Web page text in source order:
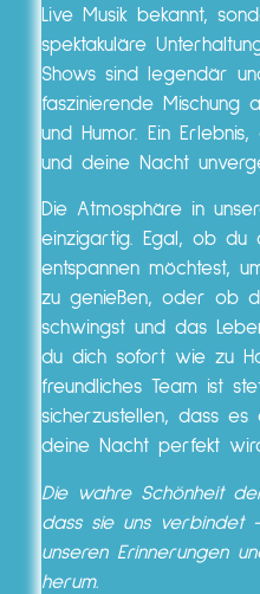
Live Musik bekannt,
spektakuläre
Shows sind legendär
faszinierende Mischung
und Humor. Ein
und deine Nacht
Die Atmosphäre in
einzigartig. Egal, ob du
entspannen möchtest,
zu genießen, oder ob
schwingst und das
du dich sofort wie zu
freundliches Team ist
sicherzustellen, dass
deine Nacht perfekt
Die wahre Schönheit
dass sie uns verbindet
unseren Erinnerungen
herum.